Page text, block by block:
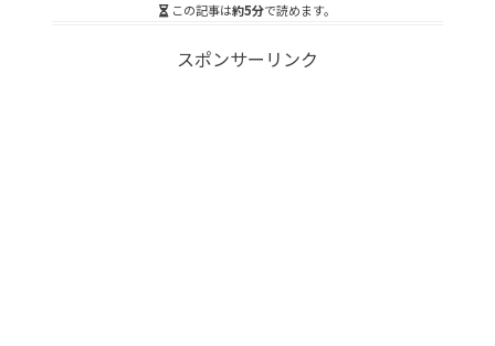
この記事は約5分で読めます。
スポンサーリンク